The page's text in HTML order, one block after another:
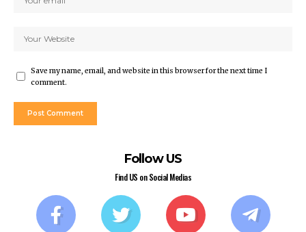
Save my name, email, and website in this browser for the next time I
comment.
Follow US
Find US on Social Medias